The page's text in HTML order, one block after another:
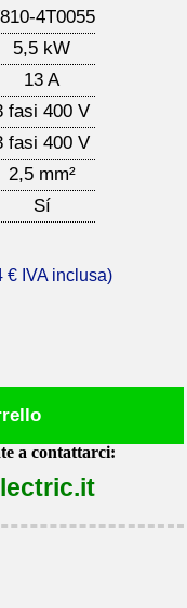
4T0055
5,5 kW
13 A
fasi 400 V
fasi 400 V
2,5 mm²
Sí
€ IVA inclusa)
a contattarci: